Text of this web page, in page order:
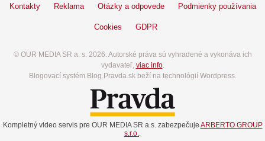
Kontakty Reklama Otázky a odpovede Podmienky používania
Cookies GDPR
© OUR MEDIA SR a. s. 2026. Autorské práva sú vyhradené a vykonáva ich
vydavateľ, viac info.
Blogovací systém Blog.Pravda.sk beží na technológií Wordpress.
Kompletný video servis pre OUR MEDIA SR a.s. zabezpečuje ARBERTO GROUP
s.r.o.